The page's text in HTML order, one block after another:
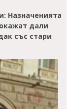
Назначенията
дали
със стари